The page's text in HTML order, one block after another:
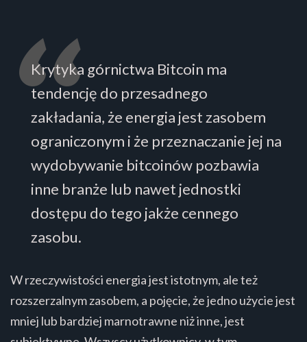
Krytyka górnictwa Bitcoin ma
tendencję do przesadnego
zakładania, że energia jest zasobem
ograniczonym i że przeznaczanie jej na
wydobywanie bitcoinów pozbawia
inne branże lub nawet jednostki
dostępu do tego jakże cennego
zasobu.
W rzeczywistości energia jest istotnym, ale też
rozszerzalnym zasobem, a pojęcie, że jedno użycie jest
mniej lub bardziej marnotrawne niż inne, jest